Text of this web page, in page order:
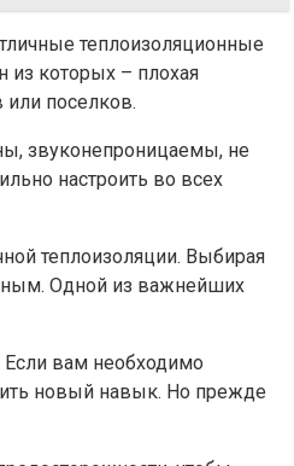
теплоизоляционные
из которых – плохая
поселков.
звуконепроницаемы, не
настроить во всех
теплоизоляции. Выбирая
Одной из важнейших
Если вам необходимо
новый навык. Но прежде